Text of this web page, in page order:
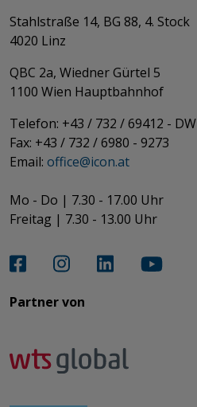
Stahlstraße 14, BG 88, 4. Stock
4020 Linz
QBC 2a, Wiedner Gürtel 5
​​​​​​​1100 Wien Hauptbahnhof
Telefon: +43 / 732 / 69412 - DW
Fax: +43 / 732 / 6980 - 9273
​​​​​​​Email: office@­icon.at
Mo - Do | 7.30 - 17.00 Uhr
Freitag | 7.30 - 13.00 Uhr​​​​​​​
Partner von​​​​​​